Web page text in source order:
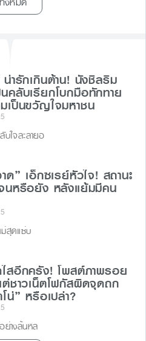
ารักเกินต้าน! นั่งชิลริม
คลับเรียกโบกมือทักทาย
เป็นขวัญใจมหาชน
บใจละลายอ
ด” เอ็กซเรย์หัวใจ! สถานะ
นหรือยัง หลังแย้มมีคน
สุดแซ่บ
สอีกครั้ง! โพสต์ภาพรอย
ชาวเน็ตโฟกัสผิดจุดถก
น่” หรือเปล่า?
ย่างล้นหล